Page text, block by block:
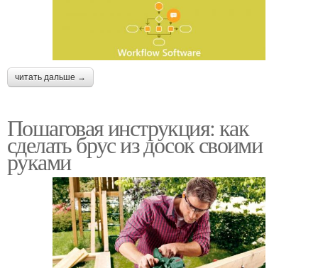
читать дальше →
Пошаговая инструкция: как
сделать брус из досок своими
руками